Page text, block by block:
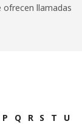
llamadas
P Q R S T
U